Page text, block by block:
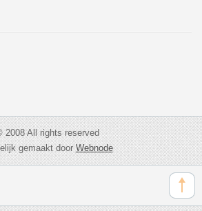
2008 All rights reserved
gemaakt doorWebnode